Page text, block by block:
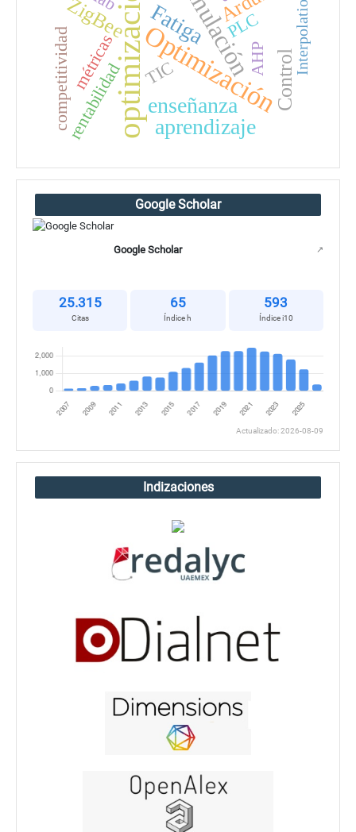
optimizaciónOptimización
Simulación
Fatiga
enseñanza
aprendizaje
ZigBee
Control
métricas TIC
PLC
rentabilidad
AHP
competitividad Interpolation
Google Scholar
Google Scholar ↗
25.315
Citas
65
Índice h
593
Índice i10
Actualizado: 2026-08-09
Indizaciones